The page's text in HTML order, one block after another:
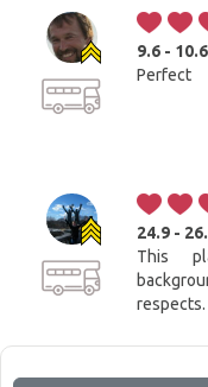
9.6 -
Perfect
24.9 -
This
respects.